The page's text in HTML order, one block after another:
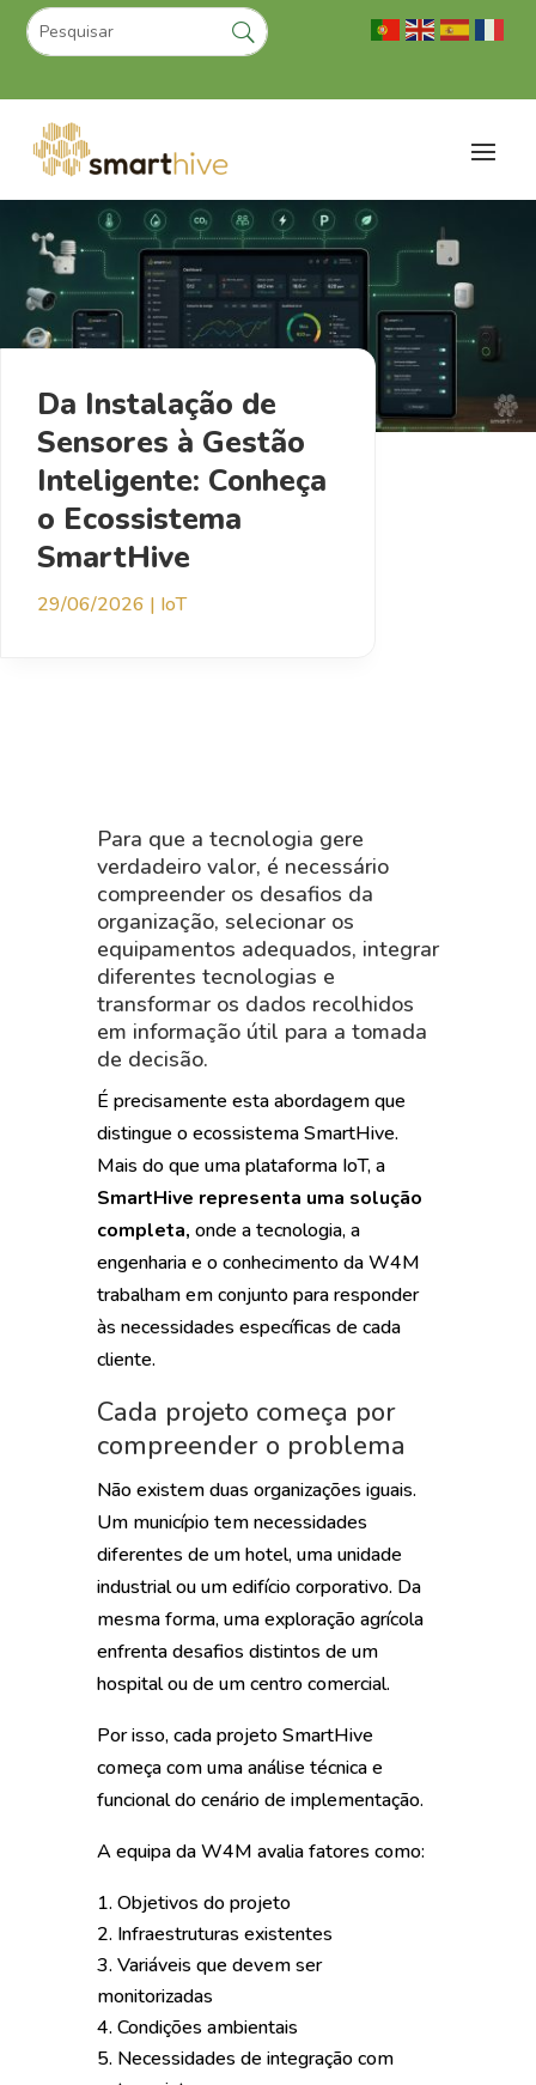
Da Instalação de
Sensores à Gestão
Inteligente: Conheça
o Ecossistema
SmartHive
29/06/2026 | IoT
Para que a tecnologia gere
verdadeiro valor, é necessário
compreender os desafios da
organização, selecionar os
equipamentos adequados, integrar
diferentes tecnologias e
transformar os dados recolhidos
em informação útil para a tomada
de decisão.
É precisamente esta abordagem que
distingue o ecossistema SmartHive.
Mais do que uma plataforma IoT, a
SmartHive representa uma solução
completa, onde a tecnologia, a
engenharia e o conhecimento da W4M
trabalham em conjunto para responder
às necessidades específicas de cada
cliente.
Cada projeto começa por
compreender o problema
Não existem duas organizações iguais.
Um município tem necessidades
diferentes de um hotel, uma unidade
industrial ou um edifício corporativo. Da
mesma forma, uma exploração agrícola
enfrenta desafios distintos de um
hospital ou de um centro comercial.
Por isso, cada projeto SmartHive
começa com uma análise técnica e
funcional do cenário de implementação.
A equipa da W4M avalia fatores como:
Objetivos do projeto
Infraestruturas existentes
Variáveis que devem ser
monitorizadas
Condições ambientais
Necessidades de integração com